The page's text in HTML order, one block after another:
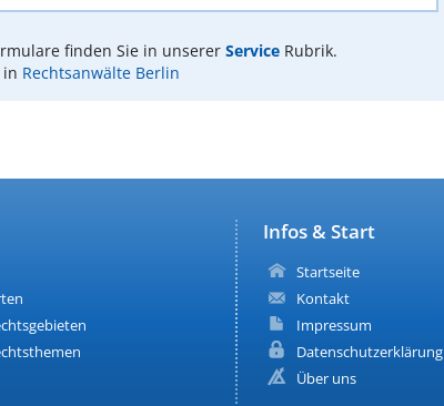
finden Sie in unserer ServiceRubrik.
Rechtsanwälte Berlin
Infos & Start
Startseite
Kontakt
Impressum
Datenschutzerklärung
Über uns